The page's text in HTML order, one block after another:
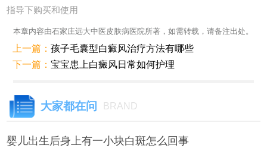
指导下购买和使用
本章内容由石家庄远大中医皮肤病医院所著，如需转载，请备注出处。
上一篇：孩子毛囊型白癜风治疗方法有哪些
下一篇：宝宝患上白癜风日常如何护理
大家都在问 BRAND
婴儿出生后身上有一小块白斑怎么回事